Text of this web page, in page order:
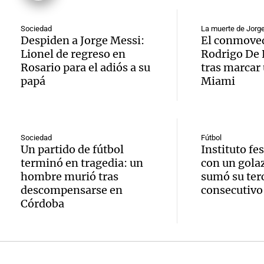
Una
Episodios
una
única:
Toreo
Audio.
se lo
para
9.000
y
Audio.
Sociedad
Despiden a Jorge Messi:
Lionel de regreso en
Rosario para el adiós a su
papá
La muerte de
El
Rodrigo De
tras marcar
Miami
Sociedad
Un partido de fútbol
terminó en tragedia: un
hombre murió tras
descompensarse en
Córdoba
Fútbol
Instituto
con un
sumó su
consecutivo